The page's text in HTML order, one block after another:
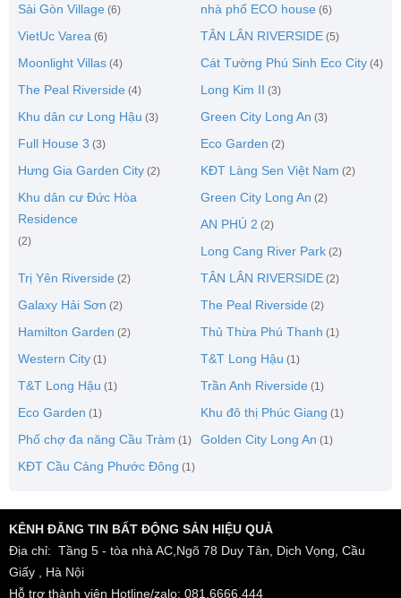
Sài Gòn Village (6) nhà phố ECO house (6)
VietUc Varea (6) TÂN LÂN RIVERSIDE (5)
Moonlight Villas (4) Cát Tường Phú Sinh Eco City (4)
The Peal Riverside (4) Long Kim II (3)
Khu dân cư Long Hậu (3) Green City Long An (3)
Full House 3 (3) Eco Garden (2)
Hưng Gia Garden City (2) KĐT Làng Sen Việt Nam (2)
Khu dân cư Đức Hòa
Residence
(2)
Green City Long An (2)
AN PHÚ 2 (2)
Long Cang River Park (2)
Trị Yên Riverside (2) TÂN LÂN RIVERSIDE (2)
Galaxy Hải Sơn (2) The Peal Riverside (2)
Hamilton Garden (2) Thủ Thừa Phú Thanh (1)
Western City (1) T&T Long Hậu (1)
T&T Long Hậu (1) Trần Anh Riverside (1)
Eco Garden (1) Khu đô thị Phúc Giang (1)
Phố chợ đa năng Cầu Tràm (1) Golden City Long An (1)
KĐT Cầu Cảng Phước Đông (1)
KÊNH ĐĂNG TIN BẤT ĐỘNG SẢN HIỆU QUẢ
Địa chỉ: Tầng 5 - tòa nhà AC,Ngõ 78 Duy Tân, Dịch Vọng, Cầu
Giấy , Hà Nội
Hỗ trợ thành viên Hotline/zalo: 081.6666.444